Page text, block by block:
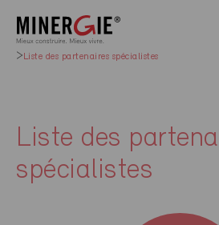
Liste des partenaires spécialistes
Liste des
spécialistes